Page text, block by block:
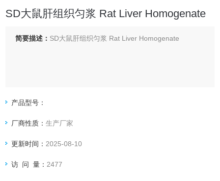
SD大鼠肝组织匀浆 Rat Liver Homogenate
简要描述： SD大鼠肝组织匀浆 Rat Liver Homogenate
SD大鼠肝组织匀浆
产品型号：
厂商性质：生产厂家
更新时间： 2025-08-10
访 问 量： 2477